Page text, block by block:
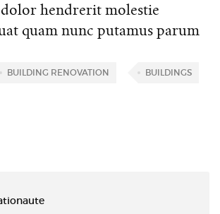
hendrerit molestie
quam nunc putamus parum
BUILDING RENOVATION BUILDINGS